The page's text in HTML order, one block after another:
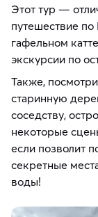
Этот тур —
путешествие
гафельном
экскурсии по
Также,
старинную
соседству,
некоторые
если позволит
секретные
воды!